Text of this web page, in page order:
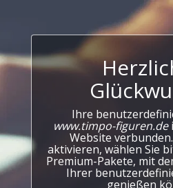
Ihre
www.timpo-figuren.de
Website
aktivieren, wählen Sie
Premium-Pakete, mit
Ihrer
genießen